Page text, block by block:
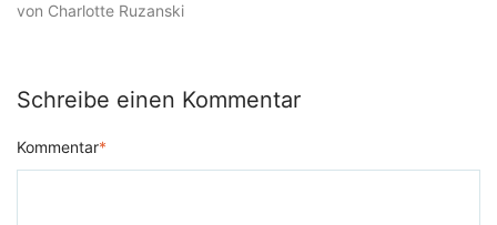
von Charlotte Ruzanski
Schreibe einen Kommentar
Kommentar*